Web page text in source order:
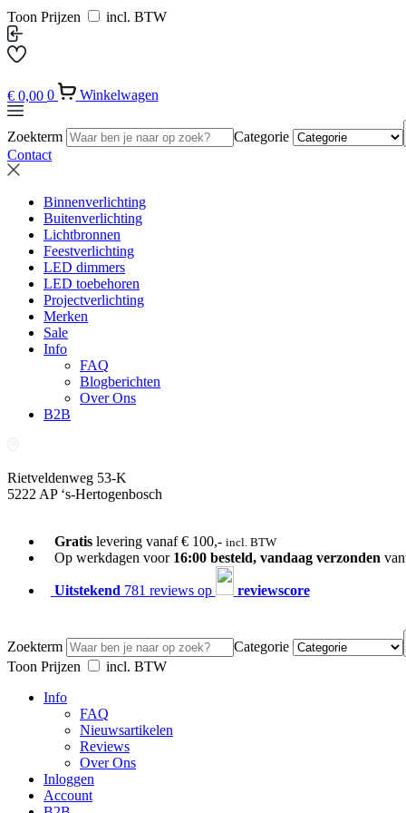
Toon Prijzen incl. BTW
€ 0,00 0 Winkelwagen
Zoekterm
Categorie
Contact
Binnenverlichting
Buitenverlichting
Lichtbronnen
Feestverlichting
LED dimmers
LED toebehoren
Projectverlichting
Merken
Sale
Info
FAQ
Blogberichten
Over Ons
B2B
Rietveldenweg 53-K
5222 AP ‘s-Hertogenbosch
Gratislevering vanaf € 100,- incl. BTW
Op werkdagen voor 16:00 besteld, vandaag verzonden
Uitstekend 781 reviews op reviewscore
Zoekterm
Categorie
Toon Prijzen
incl. BTW
Info
FAQ
Nieuwsartikelen
Reviews
Over Ons
Inloggen
Account